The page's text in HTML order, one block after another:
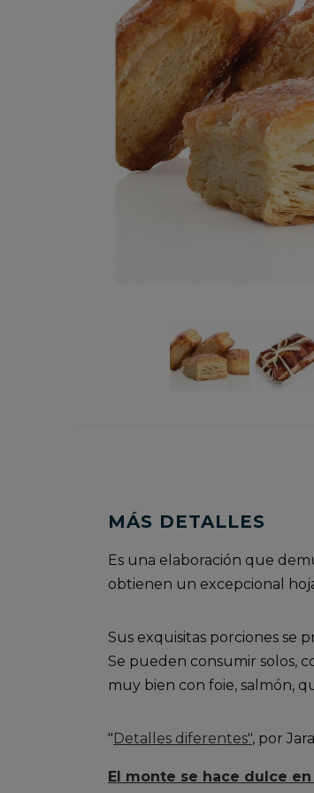
MÁS DETALLES
Es una elaboración que
obtienen un excepcional
Sus exquisitas porciones se
Se pueden consumir solos,
muy bien con foie, salmón,
"Detalles diferentes", por
El monte se hace dulce en